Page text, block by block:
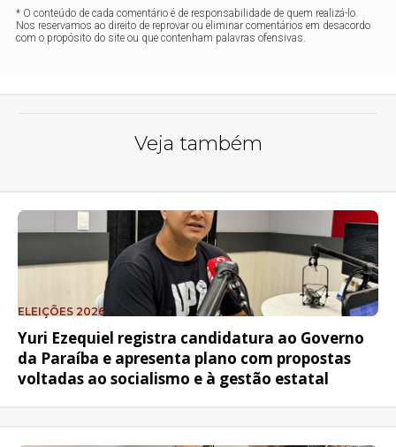
* O conteúdo de cada comentário é de responsabilidade de quem realizá-lo.
Nos reservamos ao direito de reprovar ou eliminar comentários em desacordo
com o propósito do site ou que contenham palavras ofensivas.
Veja também
ELEIÇÕES 2026
Yuri Ezequiel registra candidatura ao Governo
da Paraíba e apresenta plano com propostas
voltadas ao socialismo e à gestão estatal